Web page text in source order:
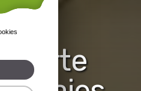
porte